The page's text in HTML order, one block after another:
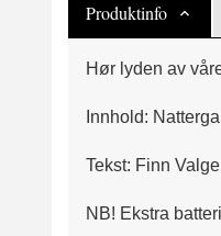
Produktinfo
Hør lyden av
Innhold:
Tekst: Finn
NB! Ekstra